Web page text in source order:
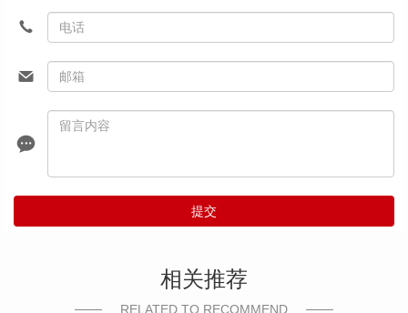
提交
相关推荐
RELATED TO RECOMMEND